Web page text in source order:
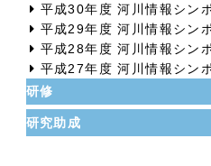
平成30年度 河川情報シン
平成29年度 河川情報シン
平成28年度 河川情報シン
平成27年度 河川情報シン
研修
研究助成